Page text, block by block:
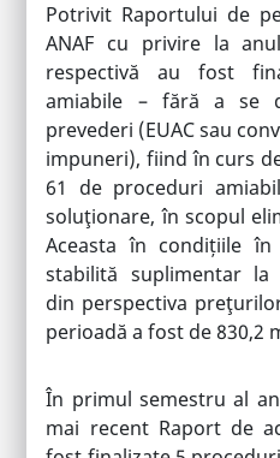
Potrivit Raportului de
ANAF cu privire la
respectivă au fost
amiabile – fără a se
prevederi (EUAC sau
impuneri), fiind în curs
61 de proceduri
soluţionare, în scopul
Aceasta în condițiile
stabilită suplimentar la
din perspectiva
perioadă a fost de 830,2
În primul semestru al
mai recent Raport de